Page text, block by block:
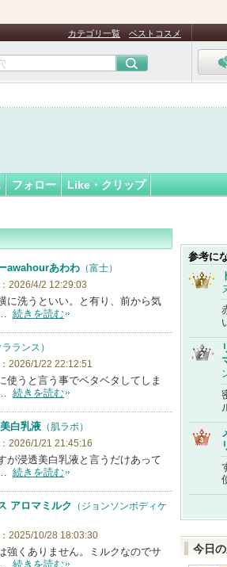
カテゴリ一覧 ベストコスメ
フォロー Like・クリップ
awahourあわわ （富士）
2026/4/2 12:29:03
に洗うといい。と有り、前から気
続きを読む
ラランス）
2026/1/22 22:12:51
使うと言う事でベタベタしてしま
続きを読む
白乳液 （肌ラボ）
2026/1/21 21:45:16
が浸透美白乳液と言うだけあって
続きを読む
アロマミルク （ジョンソンボディケ
2025/10/28 18:03:30
強くありません。ミルクなのでサ
続きを読む
参考に
今日